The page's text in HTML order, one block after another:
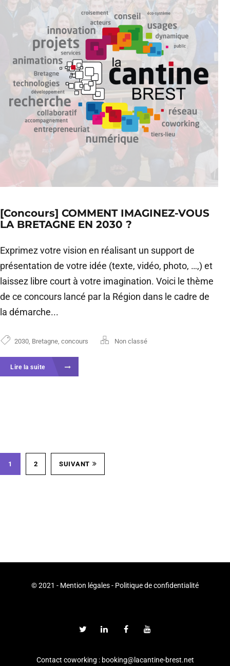
[Concours] COMMENT IMAGINEZ-VOUS
LA BRETAGNE EN 2030 ?
Exprimez votre vision en réalisant un support de
présentation de votre idée (texte, vidéo, photo, …,) et
laissez libre court à votre imagination. Voici le thème
de ce concours lancé par la Région dans le cadre de
la démarche...
2030 Bretagne concours Non classé
Lire la suite
1 2 SUIVANT
© 2021 - Mention légales- Politique de confidentialité
Contact coworking : booking@lacantine-brest.net